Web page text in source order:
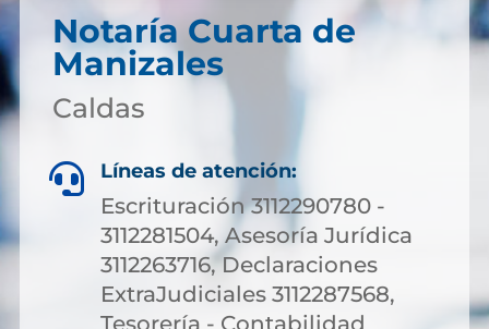
Notaría Cuarta de
Manizales
Caldas
 Líneas de atención:
Escrituración 3112290780 -
3112281504, Asesoría Jurídica
3112263716, Declaraciones
ExtraJudiciales 3112287568,
Tesorería - Contabilidad